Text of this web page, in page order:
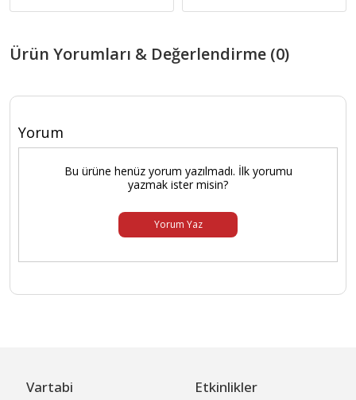
Ürün Yorumları & Değerlendirme (0)
Yorum
Bu ürüne henüz yorum yazılmadı. İlk yorumu
yazmak ister misin?
Yorum Yaz
Vartabi Etkinlikler